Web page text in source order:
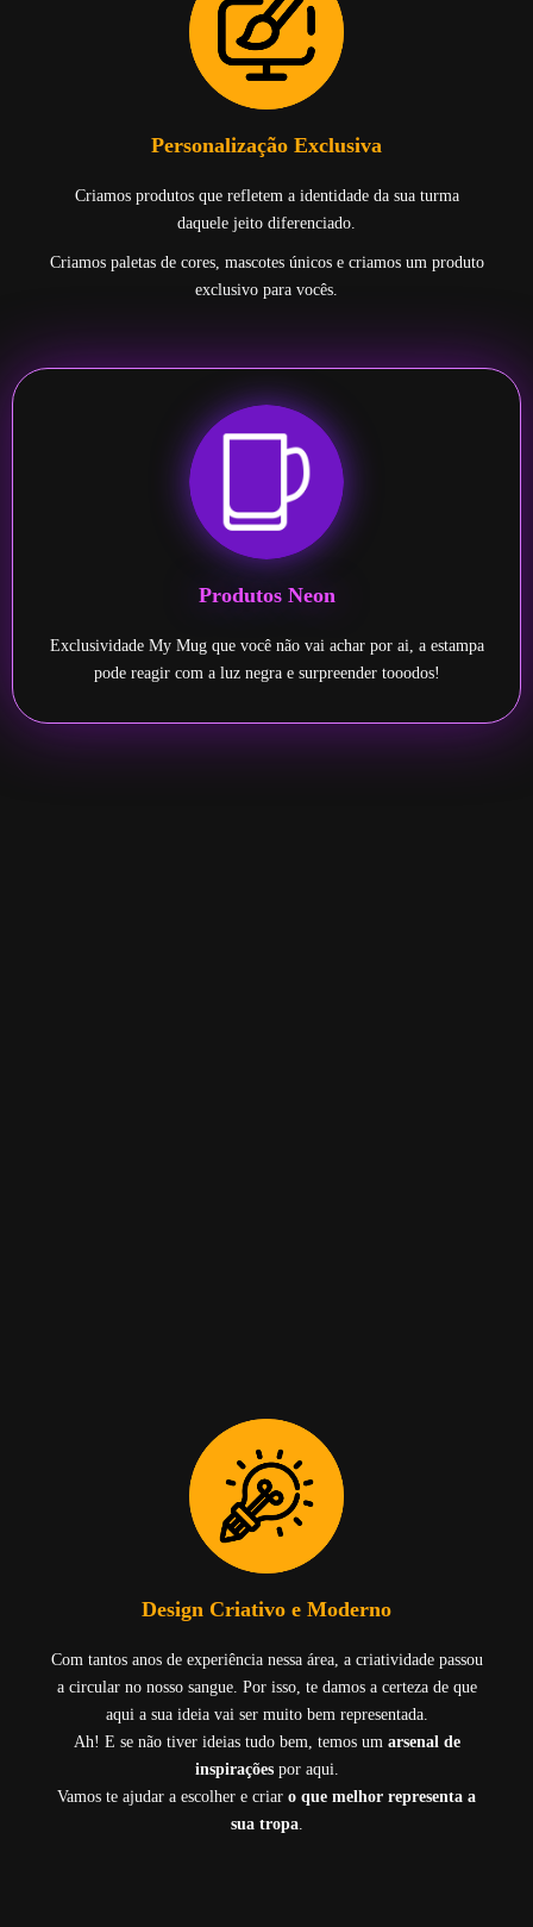
Personalização Exclusiva
Criamos produtos que refletem a identidade da sua turma
daquele jeito diferenciado.
Criamos paletas de cores, mascotes únicos e criamos um produto
exclusivo para vocês.
Produtos Neon
Exclusividade My Mug que você não vai achar por ai, a estampa
pode reagir com a luz negra e surpreender tooodos!
Design Criativo e Moderno
Com tantos anos de experiência nessa área, a criatividade passou
a circular no nosso sangue. Por isso, te damos a certeza de que
aqui a sua ideia vai ser muito bem representada.
Ah! E se não tiver ideias tudo bem, temos um arsenal de
inspiraçõespor aqui.
Vamos te ajudar a escolher e criar o que melhor representa a
sua tropa.